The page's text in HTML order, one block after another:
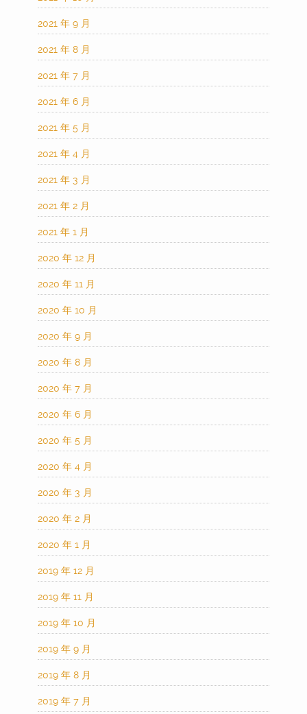
2021 年 9 月
2021 年 8 月
2021 年 7 月
2021 年 6 月
2021 年 5 月
2021 年 4 月
2021 年 3 月
2021 年 2 月
2021 年 1 月
2020 年 12 月
2020 年 11 月
2020 年 10 月
2020 年 9 月
2020 年 8 月
2020 年 7 月
2020 年 6 月
2020 年 5 月
2020 年 4 月
2020 年 3 月
2020 年 2 月
2020 年 1 月
2019 年 12 月
2019 年 11 月
2019 年 10 月
2019 年 9 月
2019 年 8 月
2019 年 7 月